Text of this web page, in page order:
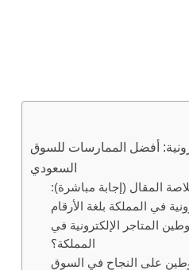
أفضل الممارسات للسوق
السعودي
المقال (إجابة مباشرة):
في المملكة بلغة الأرقام
المتاجر الإلكترونية في
المملكة؟
على النجاح في السوق